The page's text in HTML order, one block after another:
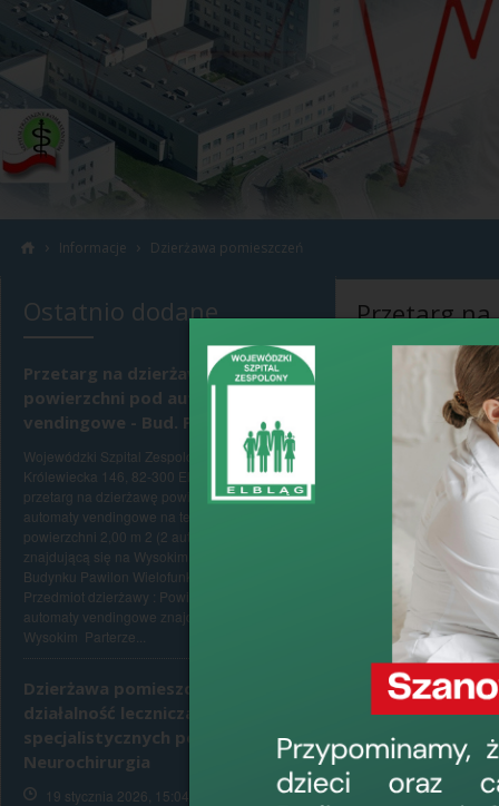
› Informacje › Dzierżawa pomieszczeń
Ostatnio dodane
Przetarg na dzierżawę
powierzchni pod automaty
vendingowe - Bud. PW
Wojewódzki Szpital Zespolony w Elblągu, ul.
Królewiecka 146, 82-300 Elbląg ogłasza
przetarg na dzierżawę powierzchni pod
automaty vendingowe na terenie Szpitala o
powierzchni 2,00 m 2 (2 automaty)
znajdującą się na Wysokim Parterze
Budynku Pawilon Wielofunkcyjny. I.
Przedmiot dzierżawy : Powierzchnia pod
automaty vendingowe znajduje się na
Wysokim Parterze...
Dzierżawa pomieszczeń -
działalność lecznicza w zakresie
specjalistycznych porad -
Neurochirurgia
19 stycznia 2026, 15:04
Przetarg na
data dodania:
Wojewódzki
przeznaczonych
I. Przedmiot
Podmiot
gospodarczy